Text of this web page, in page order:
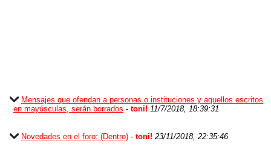
Mensajes que ofendan a personas o instituciones y aquellos escritos
en mayúsculas, serán borrados - toni! 11/7/2018, 18:39:31
Novedades en el foro: (Dentro) - toni! 23/11/2018, 22:35:46